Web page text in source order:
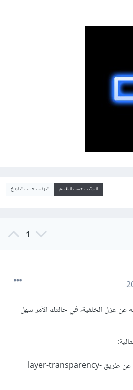
الترتيب حسب التقييم الترتيب حسب التاريخ
1
عزل الخلفية، في حالتك الأمر سهل
تأكد من تفعيل قناة ألفا للطبقة عن طريق layer-transparency-